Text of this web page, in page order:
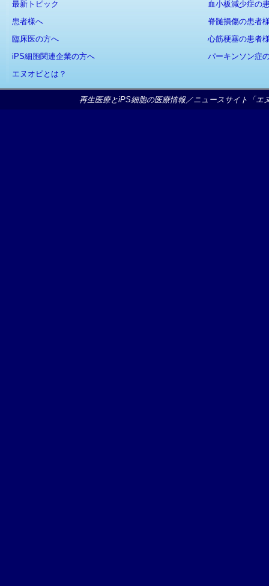
最新トピック
患者様へ
臨床医の方へ
iPS細胞関連企業の方へ
エヌオピとは？
血小板減少症の
脊髄損傷の患者
心筋梗塞の患者
パーキンソン症
再生医療とiPS細胞の医療情報／ニュースサイト「